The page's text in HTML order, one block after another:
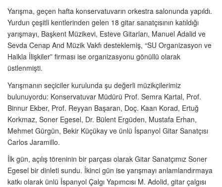
Yarışma, geçen hafta konservatuvarın orkestra salonunda yapıldı.
Yurdun çeşitli kentlerinden gelen 18 gitar sanatçısının katıldığı
yarışmayı, Başkent Müzikevi, Esteve Gitarları, Manuel Adalid ve
Sevda Cenap And Müzik Vakfı desteklemiş, “SU Organizasyon ve
Halkla İlişkiler” firması ise organizasyonu gönüllü olarak
üstlenmişti.
Yarışmanın seçiciler kurulunda şu değerli müzikçilerimiz
bulunuyordu: Konservatuvar Müdürü Prof. Semra Kartal, Prof.
Binnur Ekber, Prof. Reyyan Başaran, Doç. Kaan Korad, Ertuğ
Korkmaz, Soner Egesel, Dr. Bülent Ergüden, Mustafa Erhan,
Mehmet Gürgün, Bekir Küçükay ve ünlü İspanyol Gitar Sanatçısı
Carlos Jaramillo.
İlk gün, açılış töreninin bir parçası olarak Gitar Sanatçımız Soner
Egesel bir dinleti sundu. İkinci gün ise yarışmayı anlamlandırmaya
katkı olarak ünlü İspanyol Çalgı Yapımcısı M. Adolid, gitar çalgısı